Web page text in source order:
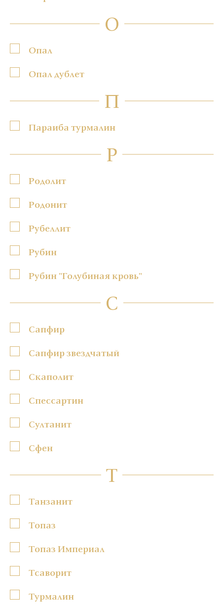
О
Опал
Опал дублет
П
Параиба турмалин
Р
Родолит
Родонит
Рубеллит
Рубин
Рубин "Голубиная кровь"
С
Сапфир
Сапфир звездчатый
Скаполит
Спессартин
Султанит
Сфен
Т
Танзанит
Топаз
Топаз Империал
Тсаворит
Турмалин